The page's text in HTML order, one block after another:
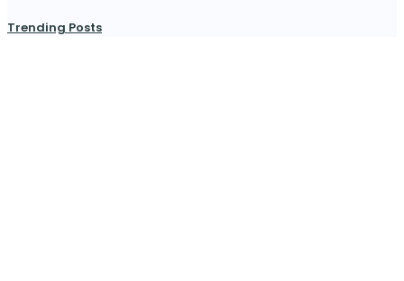
Trending Posts